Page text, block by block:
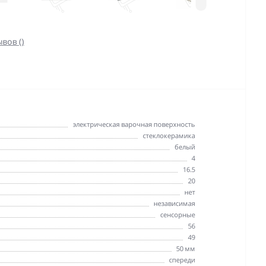
()
электрическая варочная поверхность
стеклокерамика
белый
4
16.5
20
нет
независимая
сенсорные
56
49
50 мм
спереди